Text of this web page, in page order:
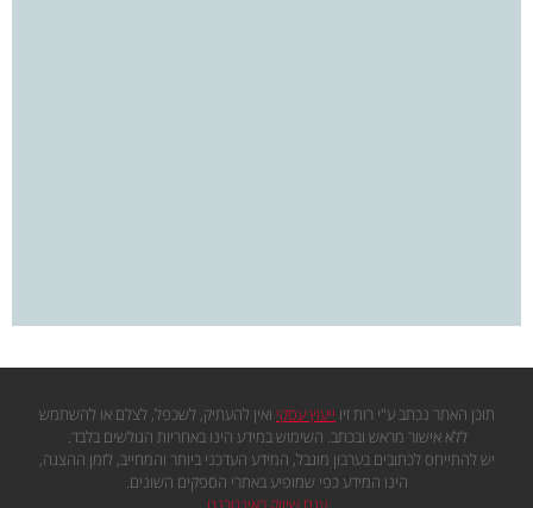
תוכן האתר נכתב ע"י רות זיו ייעוץ עסקי ואין להעתיק, לשכפל, לצלם או להשתמש
ללא אישור מראש ובכתב. השימוש במידע הינו באחריות הגולשים בלבד.
יש להתייחס לכתובים בערבון מוגבל, המידע העדכני ביותר והמחייב, לזמן ההצגה,
הינו המידע כפי שמופיע באתרי הספקים השונים.